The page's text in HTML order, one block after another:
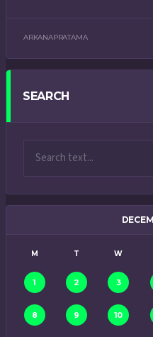
ARKANAPRATAMA
SEARCH
M T W
1 2 3
8 9 10